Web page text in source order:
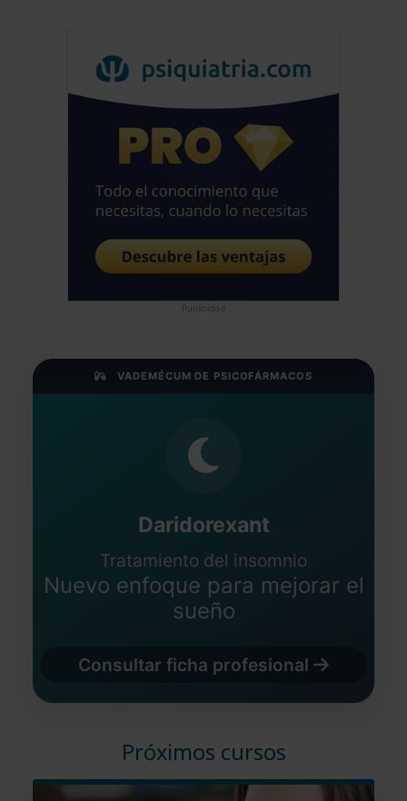
Publicidad
VADEMÉCUM DE PSICOFÁRMACOS
Daridorexant
Tratamiento del insomnio
Nuevo enfoque para mejorar el
sueño
Consultar ficha profesional
Próximos cursos